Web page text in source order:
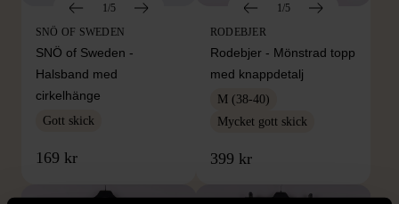
1/5
SNÖ OF SWEDEN
SNÖ of Sweden -
Halsband med
cirkelhänge
Gott skick
169 kr
1/5
RODEBJER
Rodebjer - Mönstrad topp
med knappdetalj
M (38-40)
Mycket gott skick
399 kr